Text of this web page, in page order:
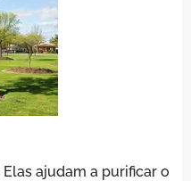
Elas ajudam a purificar o